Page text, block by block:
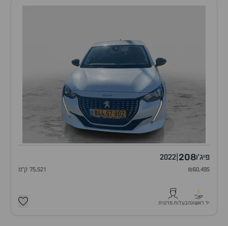
פיג'ו208
2022
₪60,495 75,521 ק"מ
1
יד ראשונהבעלות פרטית